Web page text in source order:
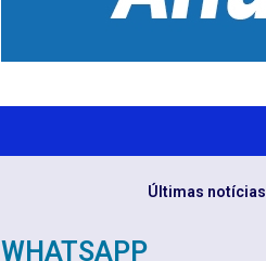
Últimas notícias
WHATSAPP